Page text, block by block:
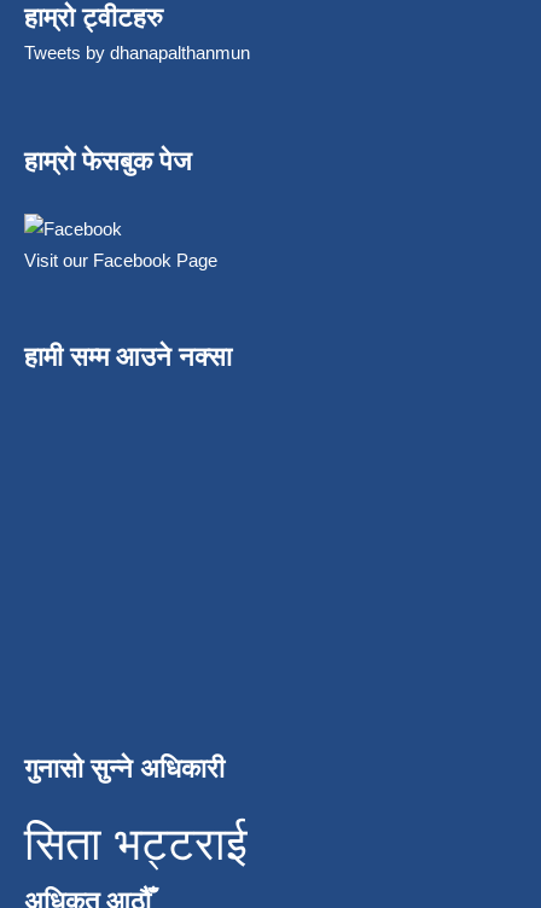
हाम्रो ट्वीटहरु
Tweets by dhanapalthanmun
हाम्रो फेसबुक पेज
Visit our Facebook Page
हामी सम्म आउने नक्सा
गुनासो सुन्ने अधिकारी
सिता भट्टराई
अधिकृत आठौँ